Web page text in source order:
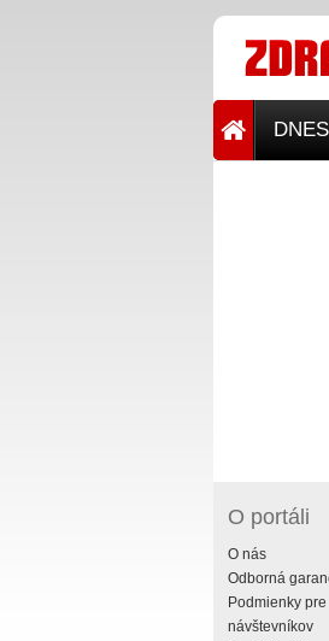
DNES
O portáli
O nás
Odborná
Podmienky pre
návštevníkov